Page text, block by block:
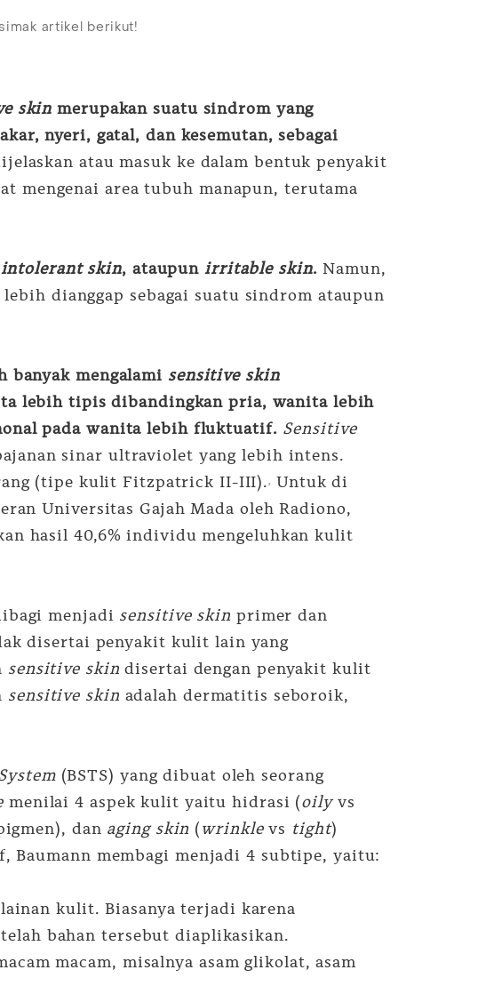
artikel berikut!
skin merupakan suatu sindrom yang
nyeri, gatal, dan kesemutan, sebagai
atau masuk ke dalam bentuk penyakit
mengenai area tubuh manapun, terutama
intolerant skin, ataupun irritable skin. Namun,
dianggap sebagai suatu sindrom ataupun
banyak mengalami sensitive skin
lebih tipis dibandingkan pria, wanita lebih
pada wanita lebih fluktuatif. Sensitive
sinar ultraviolet yang lebih intens.
(tipe kulit Fitzpatrick II-III).2
Untuk di
Universitas Gajah Mada oleh Radiono,
hasil 40,6% individu mengeluhkan kulit
menjadi sensitive skin primer dan
disertai penyakit kulit lain yang
sensitive skin disertai dengan penyakit kulit
sensitive skin adalah dermatitis seboroik,
(BSTS) yang dibuat oleh seorang
menilai 4 aspek kulit yaitu hidrasi (oilyvs
dan aging skin (wrinklevs tight)
membagi menjadi 4 subtipe, yaitu:
kulit. Biasanya terjadi karena
bahan tersebut diaplikasikan.
macam, misalnya asam glikolat, asam